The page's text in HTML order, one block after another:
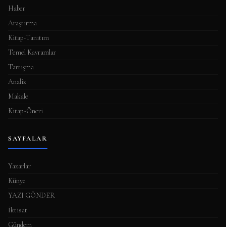
Haber
Araştırma
Kitap-Tanıtım
Temel Kavramlar
Tartışma
Analiz
Makale
Kitap-Öneri
SAYFALAR
Yazarlar
Künye
YAZI GÖNDER
İktisat
Gündem